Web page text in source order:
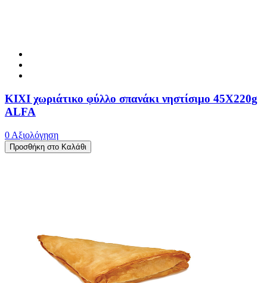
ΚΙΧΙ χωριάτικο φύλλο σπανάκι νηστίσιμο 45X220g
ALFA
0 Αξιολόγηση
Προσθήκη στο Καλάθι